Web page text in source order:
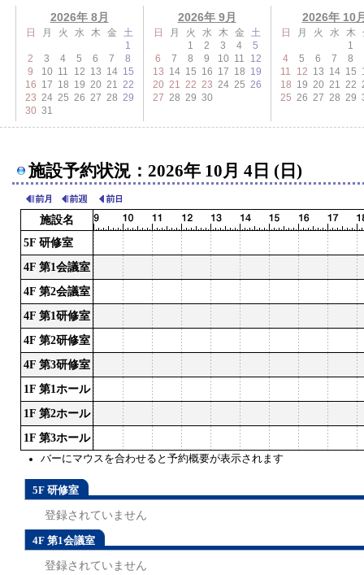
2026年 8月
日 月 火 水 木 金
土
1
2
3 4 5 6 7
8
9
10 11 12 13 14 15
16 17 18 19 20 21 22
23 24 25 26 27 28 29
30 31
2026年 9月
日 月 火 水 木 金
土
1
2 3 4
5
6
7 8 9 10 11
12
13 14 15 16 17 18 19
20 21 22 23 24 25 26
27 28 29 30
2026年 10
日 月 火 水 木
1
4
5 6 7
8
11
12 13 14 15
18 19 20 21 22
25 26 27 28 29
施設予約状況：2026年 10月 4日 (日)
施設名
バーにマウスを合わせると予約概要が表示されます
5F 研修室
4F 第1会議室
4F 第2会議室
4F 第1研修室
4F 第2研修室
4F 第3研修室
1F 第1ホール
1F 第2ホール
1F 第3ホール
5F 研修室
登録されていません
4F 第1会議室
登録されていません